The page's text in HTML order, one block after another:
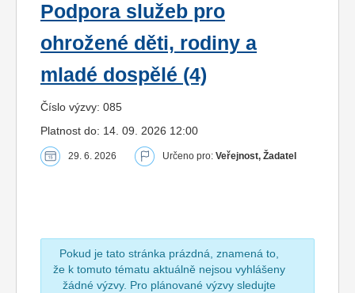
Podpora služeb pro
ohrožené děti, rodiny a
mladé dospělé (4)
Číslo výzvy: 085
Platnost do: 14. 09. 2026 12:00
29. 6. 2026 Určeno pro: Veřejnost, Žadatel
Pokud je tato stránka prázdná, znamená to,
že k tomuto tématu aktuálně nejsou vyhlášeny
žádné výzvy. Pro plánované výzvy sledujte